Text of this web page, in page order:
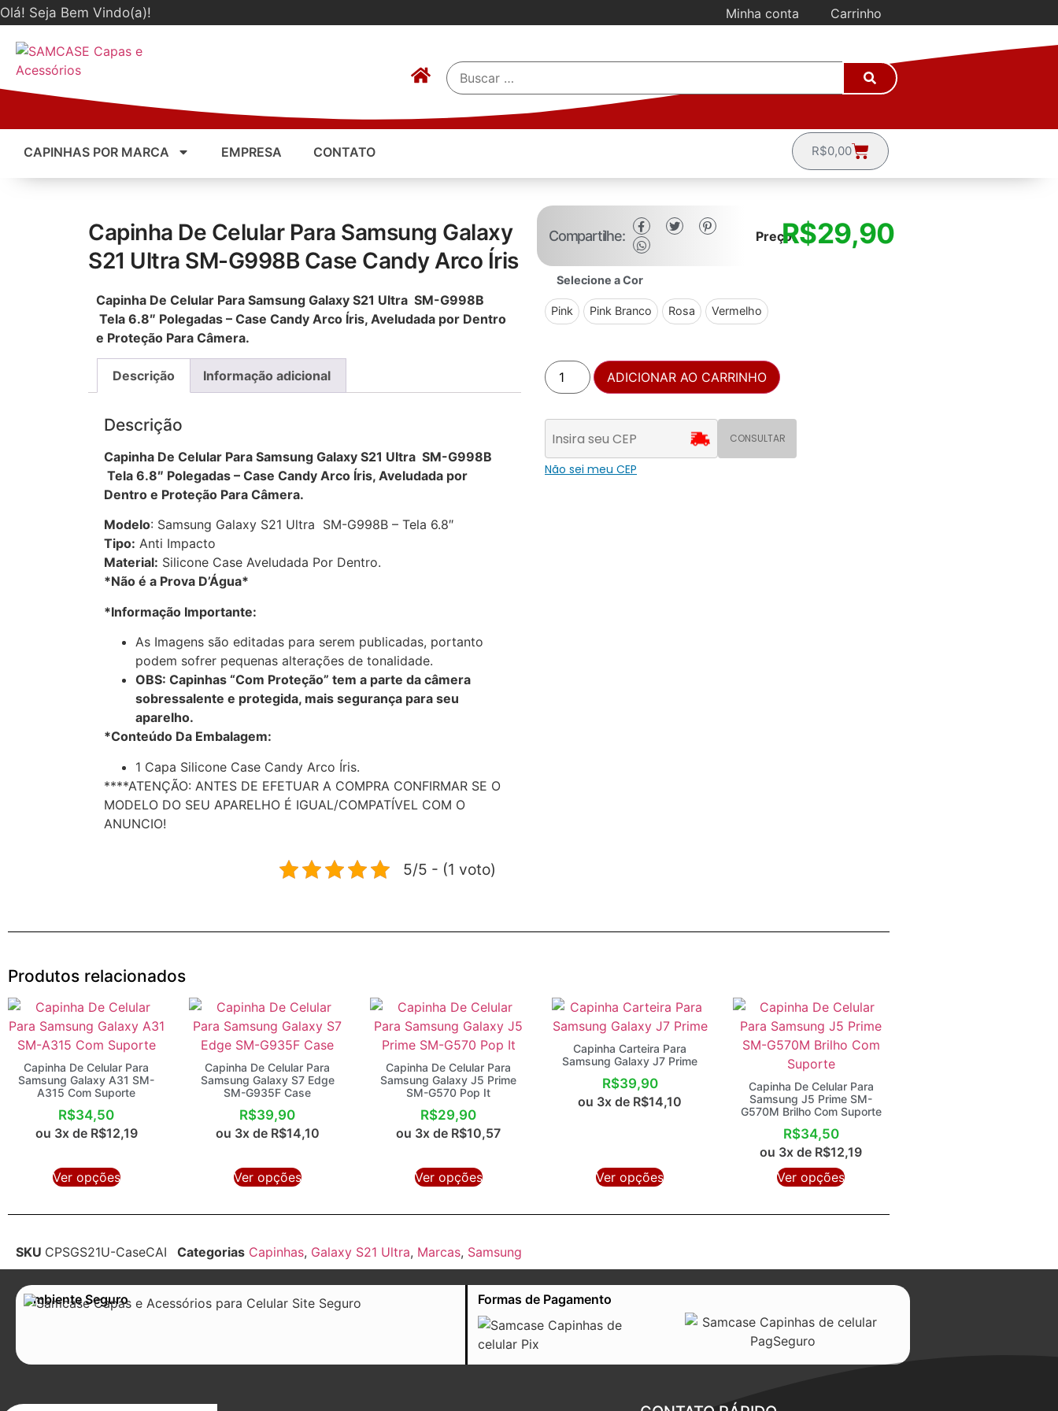
Olá! Seja Bem Vindo(a)! Minha conta Carrinho
CAPINHAS POR MARCA EMPRESA CONTATO R$0,00
Capinha De Celular Para Samsung Galaxy
S21 Ultra SM-G998B Case Candy Arco Íris
Capinha De Celular Para Samsung Galaxy S21 Ultra SM-G998B
Tela 6.8″ Polegadas – Case Candy Arco Íris, Aveludada por Dentro
e Proteção Para Câmera.
Descrição Informação adicional
Descrição
Capinha De Celular Para Samsung Galaxy S21 Ultra SM-G998B
Tela 6.8″ Polegadas – Case Candy Arco Íris, Aveludada por
Dentro e Proteção Para Câmera.
Modelo: Samsung Galaxy S21 Ultra SM-G998B – Tela 6.8″
Tipo: Anti Impacto
Material: Silicone Case Aveludada Por Dentro.
*Não é a Prova D’Água*
*Informação Importante:
As Imagens são editadas para serem publicadas, portanto
podem sofrer pequenas alterações de tonalidade.
OBS: Capinhas “Com Proteção” tem a parte da câmera
sobressalente e protegida, mais segurança para seu
aparelho.
*Conteúdo Da Embalagem:
1 Capa Silicone Case Candy Arco Íris.
****ATENÇÃO: ANTES DE EFETUAR A COMPRA CONFIRMAR SE O
MODELO DO SEU APARELHO É IGUAL/COMPATÍVEL COM O
ANUNCIO!
5/5 - (1 voto)
Preço:
Compartilhe: R$29,90
Selecione a Cor
Pink Pink Branco Rosa Vermelho
ADICIONAR AO CARRINHO
CONSULTAR
Não sei meu CEP
Produtos relacionados
Capinha De Celular Para
Samsung Galaxy A31 SM-
A315 Com Suporte
R$34,50
ou 3x de R$12,19
Ver opções
Capinha De Celular Para
Samsung Galaxy S7 Edge
SM-G935F Case
R$39,90
ou 3x de R$14,10
Ver opções
Capinha De Celular Para
Samsung Galaxy J5 Prime
SM-G570 Pop It
R$29,90
ou 3x de R$10,57
Ver opções
Capinha Carteira Para
Samsung Galaxy J7 Prime
R$39,90
ou 3x de R$14,10
Ver opções
Capinha De Celular Para
Samsung J5 Prime SM-
G570M Brilho Com Suporte
R$34,50
ou 3x de R$12,19
Ver opções
SKU CPSGS21U-CaseCAI Categorias Capinhas, Galaxy S21 Ultra, Marcas, Samsung
Ambiente Seguro Formas de Pagamento